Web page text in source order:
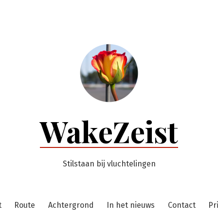
WakeZeist
Stilstaan bij vluchtelingen
Route Achtergrond In het nieuws Contact